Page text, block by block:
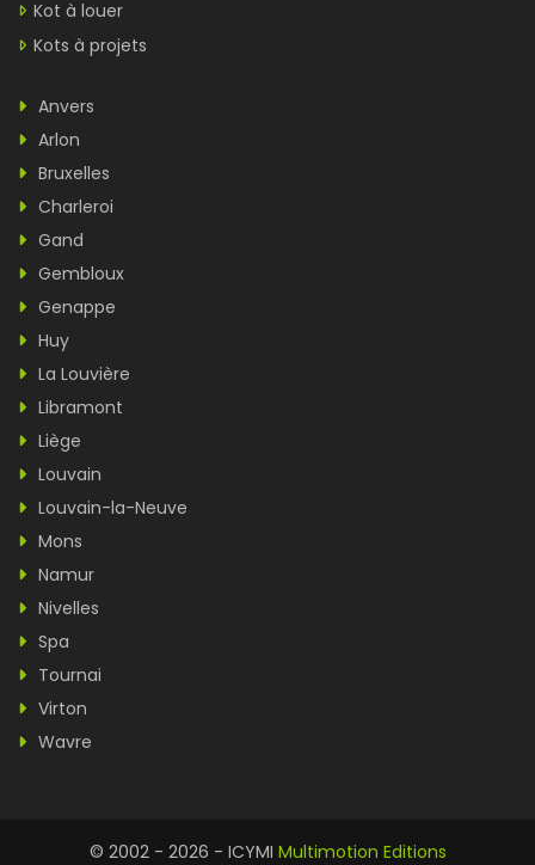
Kot à louer
Kots à projets
Anvers
Arlon
Bruxelles
Charleroi
Gand
Gembloux
Genappe
Huy
La Louvière
Libramont
Liège
Louvain
Louvain-la-Neuve
Mons
Namur
Nivelles
Spa
Tournai
Virton
Wavre
© 2002 - 2026 - ICYMI Multimotion Editions